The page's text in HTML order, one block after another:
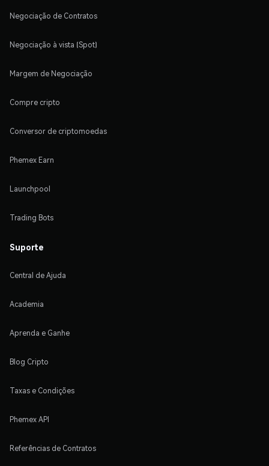
Negociação de Contratos
Negociação à vista (Spot)
Margem de Negociação
Compre cripto
Conversor de criptomoedas
Phemex Earn
Launchpool
Trading Bots
Suporte
Central de Ajuda
Academia
Aprenda e Ganhe
Blog Cripto
Taxas e Condições
Phemex API
Referências de Contratos